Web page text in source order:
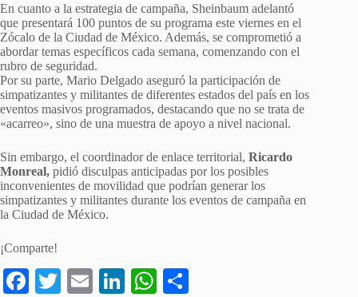
En cuanto a la estrategia de campaña, Sheinbaum adelantó
que presentará 100 puntos de su programa este viernes en el
Zócalo de la Ciudad de México. Además, se comprometió a
abordar temas específicos cada semana, comenzando con el
rubro de seguridad.
Por su parte, Mario Delgado aseguró la participación de
simpatizantes y militantes de diferentes estados del país en los
eventos masivos programados, destacando que no se trata de
«acarreo», sino de una muestra de apoyo a nivel nacional.
Sin embargo, el coordinador de enlace territorial, Ricardo
Monreal, pidió disculpas anticipadas por los posibles
inconvenientes de movilidad que podrían generar los
simpatizantes y militantes durante los eventos de campaña en
la Ciudad de México.
¡Comparte!
Fa T
E
Li
W